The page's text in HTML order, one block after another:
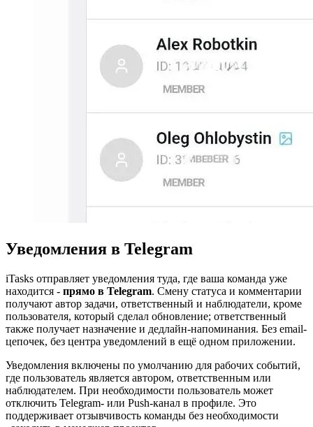
Уведомления в Telegram
iTasks отправляет уведомления туда, где ваша команда уже
находится - прямо в Telegram. Смену статуса и комментарии
получают автор задачи, ответственный и наблюдатели, кроме
пользователя, который сделал обновление; ответственный
также получает назначение и дедлайн-напоминания. Без email-
цепочек, без центра уведомлений в ещё одном приложении.
Уведомления включены по умолчанию для рабочих событий,
где пользователь является автором, ответственным или
наблюдателем. При необходимости пользователь может
отключить Telegram- или Push-канал в профиле. Это
поддерживает отзывчивость команды без необходимости